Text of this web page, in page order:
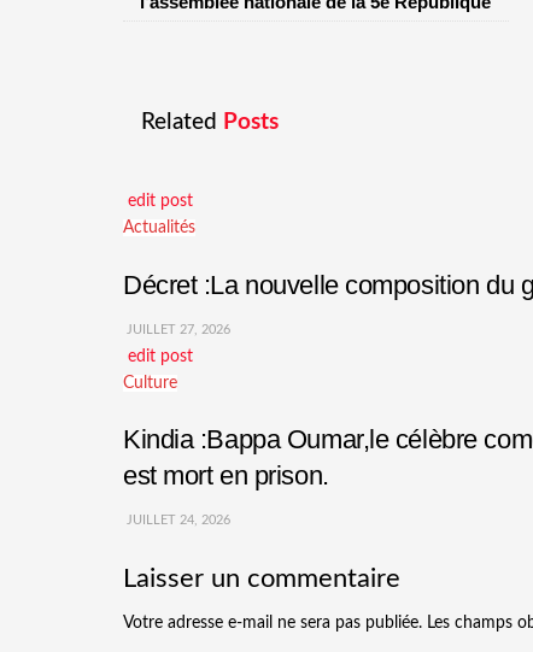
Related Posts
edit post
Actualités
Décret :La nouvelle composition du
JUILLET 27, 2026
edit post
Culture
Kindia :Bappa Oumar,le célèbre
est mort en prison.
JUILLET 24, 2026
Laisser un commentaire
Votre adresse e-mail ne sera pas publiée. Les champs